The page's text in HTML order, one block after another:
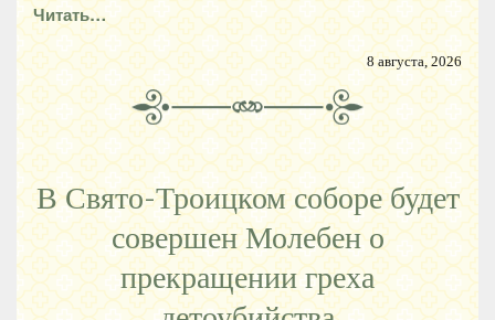
Читать…
8 августа, 2026
В Свято-Троицком соборе будет
совершен Молебен о
прекращении греха